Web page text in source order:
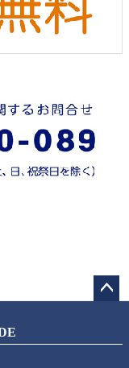
ップ